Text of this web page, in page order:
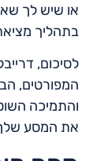
או שיש לך
בתהליך
לסיכום,
המפורטים,
והתמיכה
את המסע